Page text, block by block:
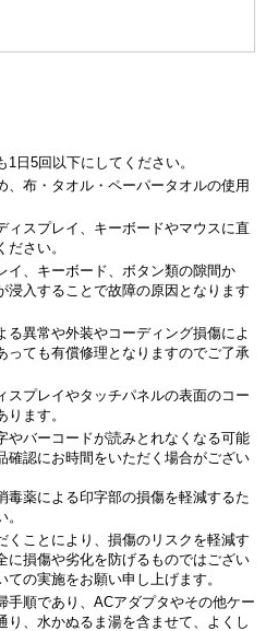
日5回以下にしてください。
、布・タオル・ペーパータオルの使用
ィスプレイ、キーボードやマウスに直
さい。
イ、キーボード、ボタン類の隙間か
浸入することで故障の原因となります
る異常や外装やコーディング損傷によ
っても有償修理となりますのでご了承
スプレイやタッチパネルの表面のコー
ます。
やバーコードが読みとれなくなる可能
確認にお時間をいただく場合がござい
毒薬による印字部の損傷を軽減するた
くことにより、損傷のリスクを軽減す
に損傷や劣化を防げるものではござい
の実施をお願い申し上げます。
手順であり、ACアダプタやその他ケー
り、水かぬるま湯を含ませて、よくし